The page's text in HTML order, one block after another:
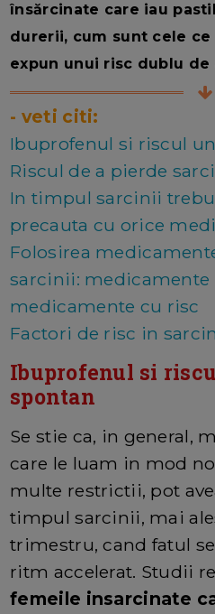
însărcinate care iau
durerii, cum sunt cele
expun unui risc dublu de
- veti citi:
Ibuprofenul si riscul
Riscul de a pierde
In timpul sarcinii
precauta cu orice
Folosirea
sarcinii: medicamente
medicamente cu risc
Factori de risc in
Ibuprofenul si
spontan
Se stie ca, in general,
care le luam in mod
multe restrictii, pot
timpul sarcinii, mai
trimestru, cand fatul
ritm accelerat. Studii
femeile insarcinate